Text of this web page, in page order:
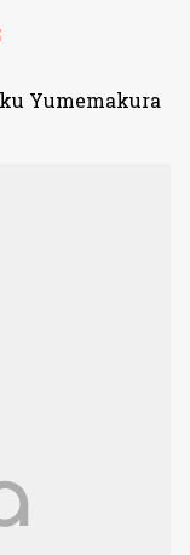
Yumemakura